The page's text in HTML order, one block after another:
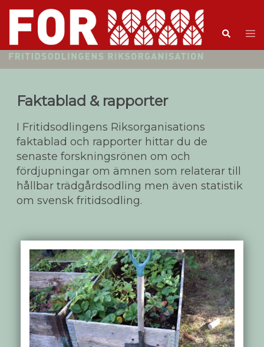
Faktablad & rapporter
I Fritidsodlingens Riksorganisations
faktablad och rapporter hittar du de
senaste forskningsrönen om och
fördjupningar om ämnen som relaterar till
hållbar trädgårdsodling men även statistik
om svensk fritidsodling.